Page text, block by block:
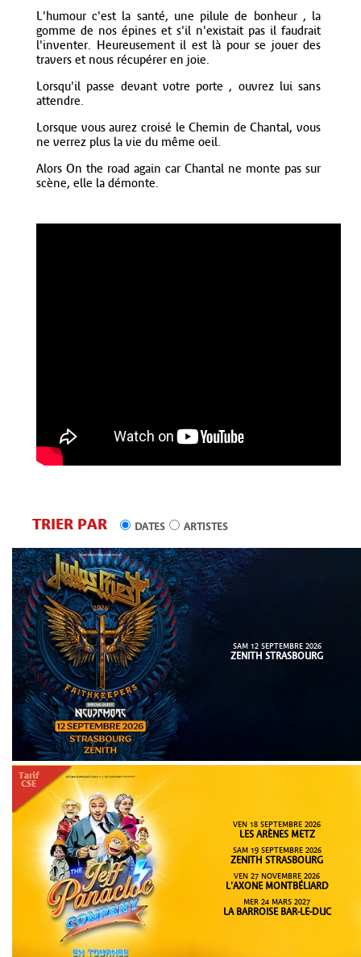
L'humour c'est la santé, une pilule de bonheur , la
gomme de nos épines et s'il n'existait pas il faudrait
l'inventer. Heureusement il est là pour se jouer des
travers et nous récupérer en joie.
Lorsqu'il passe devant votre porte , ouvrez lui sans
attendre.
Lorsque vous aurez croisé le Chemin de Chantal, vous
ne verrez plus la vie du même oeil.
Alors On the road again car Chantal ne monte pas sur
scène, elle la démonte.
TRIER PAR DATES ARTISTES
SAM 12 SEPTEMBRE 2026
ZENITH STRASBOURG
VEN 18 SEPTEMBRE 2026
LES ARÈNES METZ
SAM 19 SEPTEMBRE 2026
ZENITH STRASBOURG
VEN 27 NOVEMBRE 2026
L'AXONE MONTBÉLIARD
MER 24 MARS 2027
LA BARROISE BAR-LE-DUC